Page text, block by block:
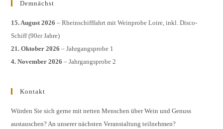
Demnächst
15. August 2026 – Rheinschifffahrt mit Weinprobe Loire, inkl. Disco-
Schiff (90er Jahre)
21. Oktober 2026 – Jahrgangsprobe 1
4. November 2026 – Jahrgangsprobe 2
Kontakt
Würden Sie sich gerne mit netten Menschen über Wein und Genuss
austauschen? An unserer nächsten Veranstaltung teilnehmen?